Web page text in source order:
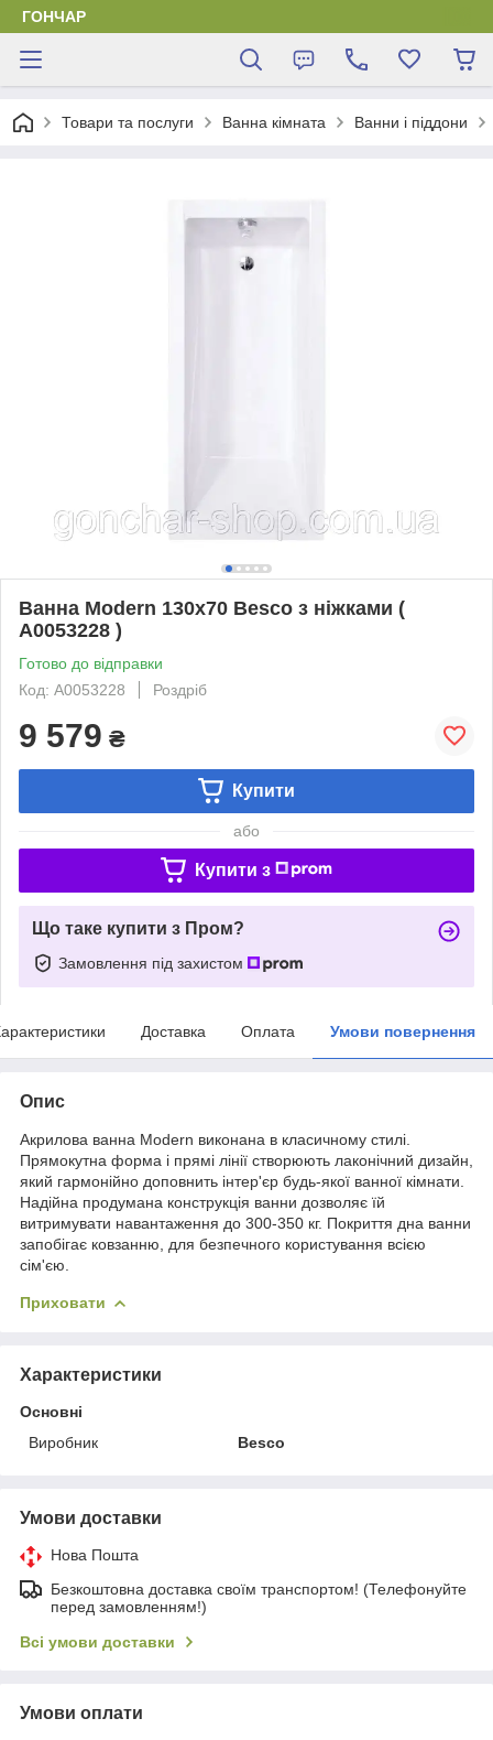
ГОНЧАР
Товари та послуги Ванна кімната Ванни і піддони
Ванна Modern 130x70 Besco з ніжками (
А0053228 )
Готово до відправки
Код: А0053228
Роздріб
9 579 ₴
Купити
або
Купити з
Що таке купити з Пром?
Замовлення під захистом
Доставка Оплата Умови повернення
Опис
Акрилова ванна Modern виконана в класичному стилі.
Прямокутна форма і прямі лінії створюють лаконічний дизайн,
який гармонійно доповнить інтер'єр будь-якої ванної кімнати.
Надійна продумана конструкція ванни дозволяє їй
витримувати навантаження до 300-350 кг. Покриття дна ванни
запобігає ковзанню, для безпечного користування всією
сім'єю.
Приховати
Характеристики
Основні
Виробник
Besco
Умови доставки
Нова Пошта
Безкоштовна доставка своїм транспортом! (Телефонуйте
перед замовленням!)
Всі умови доставки
Умови оплати